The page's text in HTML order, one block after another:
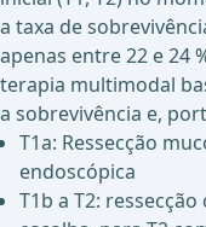
a taxa de
apenas entre 22 e 24
terapia multimodal
a sobrevivência e,
T1a: Ressecção
endoscópica
T1b a T2: